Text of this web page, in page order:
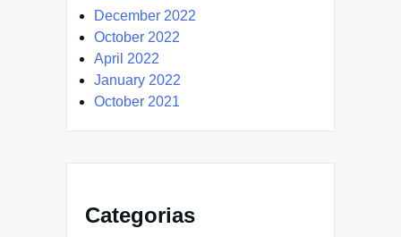
December 2022
October 2022
April 2022
January 2022
October 2021
Categorias